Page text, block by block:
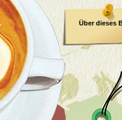
Über dieses